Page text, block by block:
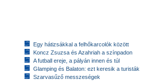
Egy hátizsákkal a felhőkarcolók között
Koncz Zsuzsa és Azahriah a színpadon
A futball ereje, a pályán innen és túl
Glamping és Balaton: ezt keresik a turisták
Szarvasűző messzeségek